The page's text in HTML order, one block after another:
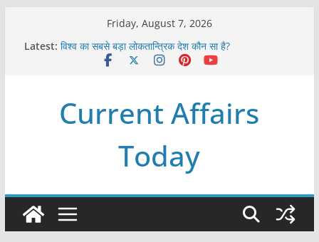
Friday, August 7, 2026
Latest: विश्व का सबसे बड़ा लोकतान्त्रिक देश कौन सा है?
Refeeding Syndrome and its Management
विश्व में कितने प्रकार के शासन होते है?
Current Affairs
Today